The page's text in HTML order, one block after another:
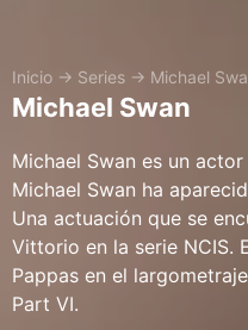
Inicio → Series → Michael
Michael Swan
Michael Swan es un
Michael Swan ha
Una actuación que se
Vittorio en la serie NCIS.
Pappas en el
Part VI.